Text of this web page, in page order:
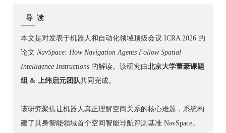
导 读
本文是对发表于机器人和自动化领域顶级会议 ICRA 2026 的
论文 NavSpace: How Navigation Agents Follow Spatial
Intelligence Instructions 的解读。该研究由北京大学董豪课题
组 & 上纬启元团队共同完成。
该研究聚焦让机器人真正理解空间关系的核心难题，系统构
建了具身智能领域首个空间智能导航评测基准 NavSpace。